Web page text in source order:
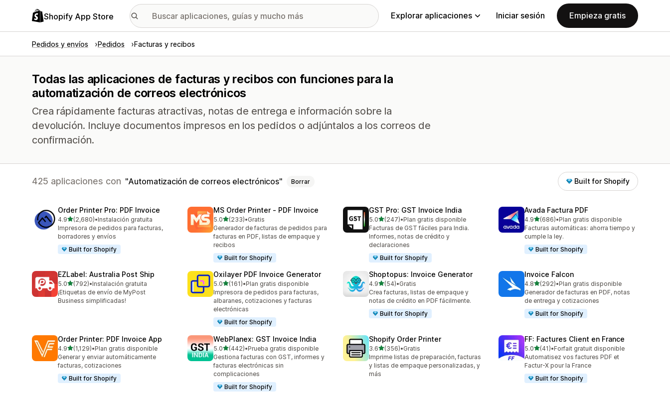
Shopify App Store Explorar aplicaciones Iniciar sesión Empieza gratis
Pedidos y envíos Pedidos Facturas y recibos
Todas las aplicaciones de facturas y recibos con funciones para la
automatización de correos electrónicos
Crea rápidamente facturas atractivas, notas de entrega e información sobre la
devolución. Incluye documentos impresos en los pedidos o adjúntalos a los correos de
confirmación.
425 aplicaciones con Automatización de correos electrónicos Borrar Built for Shopify
Order Printer Pro: PDF Invoice
4.9de 5 estrellas
(2,680)
2680 reseñas en total
•Instalación gratuita
Impresora de pedidos para facturas,
borradores y envíos
Built for Shopify
MS Order Printer ‑ PDF Invoice
5.0de 5 estrellas
(233)
233 reseñas en total
•Gratis
Generador de facturas de pedidos para
facturas en PDF, listas de empaque y
recibos
Built for Shopify
GST Pro: GST Invoice India
5.0de 5 estrellas
(247)
247 reseñas en total
•Plan gratis disponible
Facturas de GST fáciles para India.
Informes, notas de crédito y
declaraciones
Built for Shopify
Avada Factura PDF
4.9de 5 estrellas
(686)
686 reseñas en total
•Plan gratis disponible
Facturas automáticas: ahorra tiempo y
cumple la ley.
Built for Shopify
EZLabel: Australia Post Ship
5.0de 5 estrellas
(792)
792 reseñas en total
•Instalación gratuita
¡Etiquetas de envío de MyPost
Business simplificadas!
Oxilayer PDF Invoice Generator
5.0de 5 estrellas
(161)
161 reseñas en total
•Plan gratis disponible
Impresora de pedidos para facturas,
albaranes, cotizaciones y facturas
electrónicas
Built for Shopify
Shoptopus: Invoice Generator
4.9de 5 estrellas
(54)
54 reseñas en total
•Gratis
Crea facturas, listas de empaque y
notas de crédito en PDF fácilmente.
Built for Shopify
Invoice Falcon
4.8de 5 estrellas
(292)
292 reseñas en total
•Plan gratis disponible
Generador de facturas en PDF, notas
de entrega y cotizaciones
Built for Shopify
Order Printer: PDF Invoice App
4.9de 5 estrellas
(1,129)
1129 reseñas en total
•Plan gratis disponible
Generar y enviar automáticamente
facturas, cotizaciones
Built for Shopify
WebPlanex: GST Invoice India
5.0de 5 estrellas
(442)
442 reseñas en total
•Prueba gratis disponible
Gestiona facturas con GST, informes y
facturas electrónicas sin
complicaciones
Built for Shopify
Shopify Order Printer
3.6de 5 estrellas
(356)
356 reseñas en total
•Gratis
Imprime listas de preparación, facturas
y listas de empaque personalizadas, y
más
FF: Factures Client en France
5.0de 5 estrellas
(41)
41 reseñas en total
•Forfait gratuit disponible
Automatisez vos factures PDF et
Factur-X pour la France
Built for Shopify